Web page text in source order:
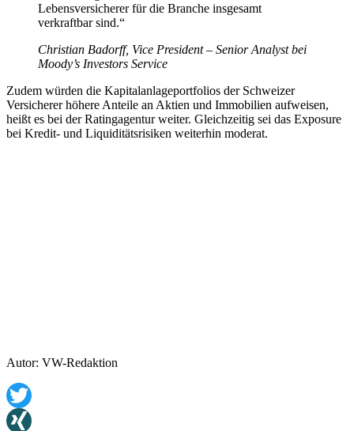
Lebensversicherer für die Branche insgesamt
verkraftbar sind.“
Christian Badorff, Vice President – Senior Analyst bei
Moody’s Investors Service
Zudem würden die Kapitalanlageportfolios der Schweizer
Versicherer höhere Anteile an Aktien und Immobilien aufweisen,
heißt es bei der Ratingagentur weiter. Gleichzeitig sei das Exposure
bei Kredit- und Liquiditätsrisiken weiterhin moderat.
Autor: VW-Redaktion
Twitter